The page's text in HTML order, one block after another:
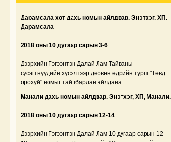
Дарамсала хот дахь номын айлдвар. Энэтхэг, ХП,
Дарамсала
2018 оны 10 дугаар сарын 3-6
Дээрхийн Гэгээнтэн Далай Лам Тайваны
сүсэгтнүүдийн хүсэлтээр дөрвөн өдрийн турш "Төвд
орохуй" номыг тайлбарлан айлдана.
Манали дахь номын айлдвар. Энэтхэг, ХП, Манали.
2018 оны 10 дугаар сарын 12-14
Дээрхийн Гэгээнтэн Далай Лам 10 дугаар сарын 12-